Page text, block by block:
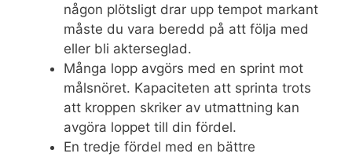
någon plötsligt drar upp tempot markant
måste du vara beredd på att följa med
eller bli akterseglad.
Många lopp avgörs med en sprint mot
målsnöret. Kapaciteten att sprinta trots
att kroppen skriker av utmattning kan
avgöra loppet till din fördel.
En tredje fördel med en bättre